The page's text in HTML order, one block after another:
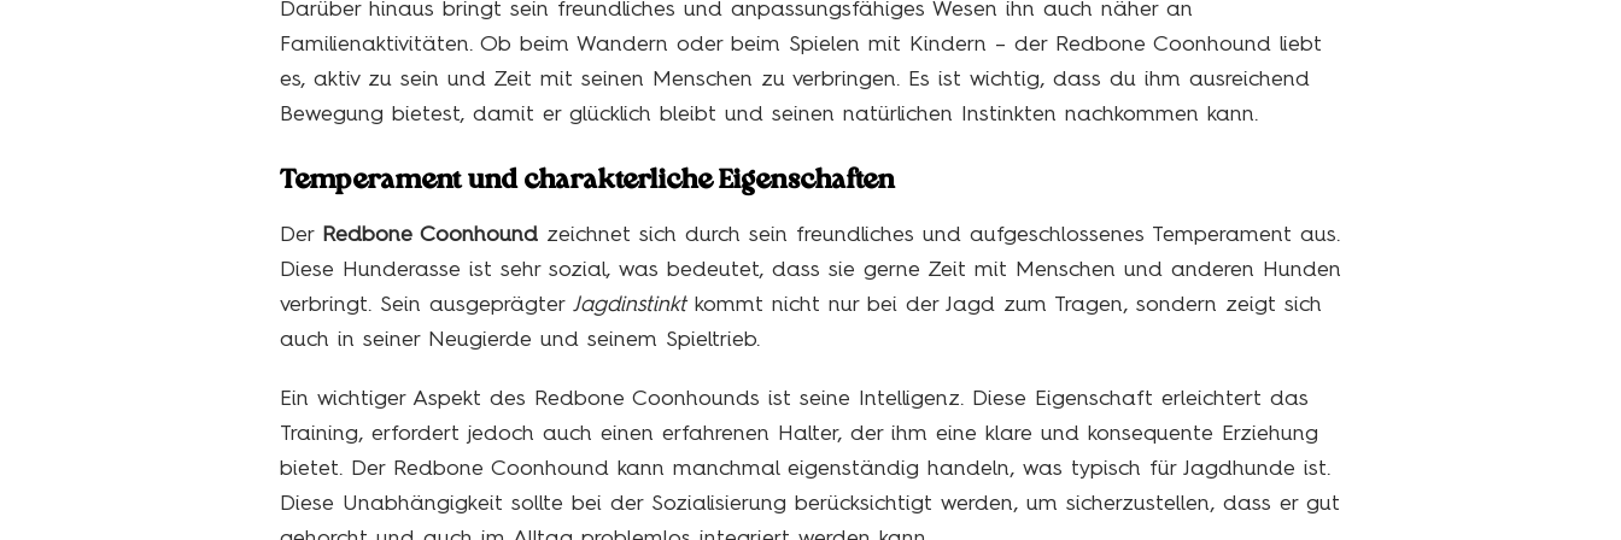
Darüber hinaus bringt sein freundliches und anpassungsfähiges Wesen ihn auch näher an
Familienaktivitäten. Ob beim Wandern oder beim Spielen mit Kindern – der Redbone Coonhound liebt
es, aktiv zu sein und Zeit mit seinen Menschen zu verbringen. Es ist wichtig, dass du ihm ausreichend
Bewegung bietest, damit er glücklich bleibt und seinen natürlichen Instinkten nachkommen kann.
Temperament und charakterliche Eigenschaften
Der Redbone Coonhound zeichnet sich durch sein freundliches und aufgeschlossenes Temperament aus.
Diese Hunderasse ist sehr sozial, was bedeutet, dass sie gerne Zeit mit Menschen und anderen Hunden
verbringt. Sein ausgeprägter Jagdinstinktkommt nicht nur bei der Jagd zum Tragen, sondern zeigt sich
auch in seiner Neugierde und seinem Spieltrieb.
Ein wichtiger Aspekt des Redbone Coonhounds ist seine Intelligenz. Diese Eigenschaft erleichtert das
Training, erfordert jedoch auch einen erfahrenen Halter, der ihm eine klare und konsequente Erziehung
bietet. Der Redbone Coonhound kann manchmal eigenständig handeln, was typisch für Jagdhunde ist.
Diese Unabhängigkeit sollte bei der Sozialisierung berücksichtigt werden, um sicherzustellen, dass er gut